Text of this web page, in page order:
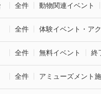
全件 動物関連イベント
全件 体験イベント・ア
全件 無料イベント 終
全件 アミューズメント